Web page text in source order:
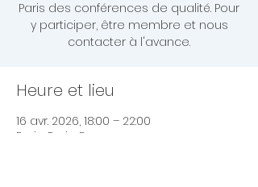
Paris des conférences de qualité. Pour
y participer, être membre et nous
contacter à l'avance.
Heure et lieu
16 avr. 2026, 18:00 – 22:00
Paris, Paris, France